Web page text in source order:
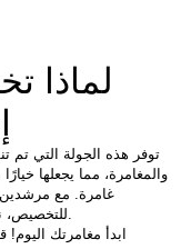
للتخصيص، نضمن أن تكون رحلتك مميزة وخالية من الضغوط.